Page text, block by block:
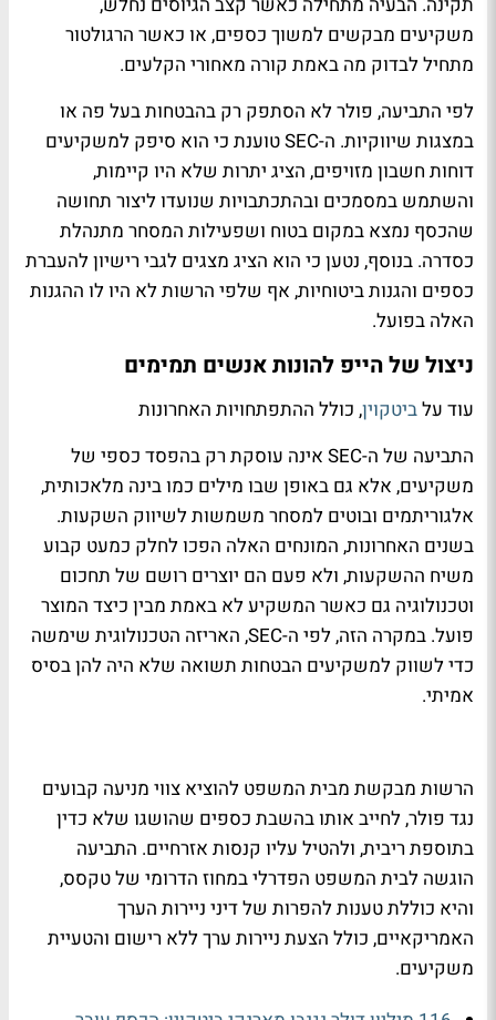
משקיעים מבקשים למשוך כספים, או כאשר הרגולטור
מתחיל לבדוק מה באמת קורה מאחורי הקלעים.
לפי התביעה, פולר לא הסתפק רק בהבטחות בעל פה או
במצגות שיווקיות. ה-SEC טוענת כי הוא סיפק למשקיעים
דוחות חשבון מזויפים, הציג יתרות שלא היו קיימות,
והשתמש במסמכים ובהתכתבויות שנועדו ליצור תחושה
שהכסף נמצא במקום בטוח ושפעילות המסחר מתנהלת
כסדרה. בנוסף, נטען כי הוא הציג מצגים לגבי רישיון להעברת
כספים והגנות ביטוחיות, אף שלפי הרשות לא היו לו ההגנות
האלה בפועל.
ניצול של הייפ להונות אנשים תמימים
עוד עלביטקוין, כולל ההתפתחויות האחרונות
התביעה של ה-SEC אינה עוסקת רק בהפסד כספי של
משקיעים, אלא גם באופן שבו מילים כמו בינה מלאכותית,
אלגוריתמים ובוטים למסחר משמשות לשיווק השקעות.
בשנים האחרונות, המונחים האלה הפכו לחלק כמעט קבוע
משיח ההשקעות, ולא פעם הם יוצרים רושם של תחכום
וטכנולוגיה גם כאשר המשקיע לא באמת מבין כיצד המוצר
פועל. במקרה הזה, לפי ה-SEC, האריזה הטכנולוגית שימשה
כדי לשווק למשקיעים הבטחות תשואה שלא היה להן בסיס
אמיתי.
הרשות מבקשת מבית המשפט להוציא צווי מניעה קבועים
נגד פולר, לחייב אותו בהשבת כספים שהושגו שלא כדין
בתוספת ריבית, ולהטיל עליו קנסות אזרחיים. התביעה
הוגשה לבית המשפט הפדרלי במחוז הדרומי של טקסס,
והיא כוללת טענות להפרות של דיני ניירות הערך
האמריקאיים, כולל הצעת ניירות ערך ללא רישום והטעיית
משקיעים.